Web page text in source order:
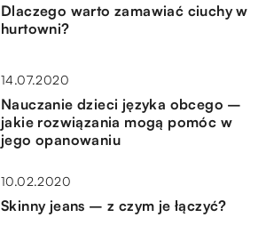
Dlaczego warto zamawiać ciuchy w
hurtowni?
14.07.2020
Nauczanie dzieci języka obcego –
jakie rozwiązania mogą pomóc w
jego opanowaniu
10.02.2020
Skinny jeans – z czym je łączyć?